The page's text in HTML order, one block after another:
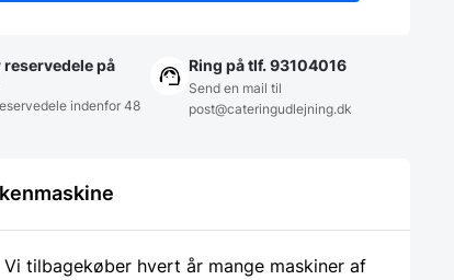
reservedele på
indenfor 48
Ring på tlf. 93104016
Send en mail til
post@cateringudlejning.dk
tilbagekøber hvert år mange maskiner af